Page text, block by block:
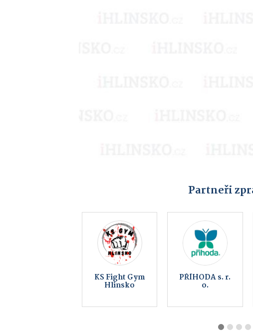
Partneři
MikeFix,
servis a prodej
BEZKONTAKTNÍ
AUTOMYČKA